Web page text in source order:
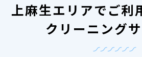
上麻生エリアでご利
クリーニング